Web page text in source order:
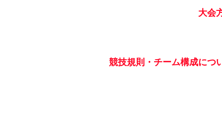
大会
競技規則・チーム構成につ